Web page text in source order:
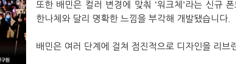
또한 배민은 컬러 변경에 맞춰 '워크체'라는 신규
한나체와 달리 명확한 느낌을 부각해 개발됐습니다.
배민은 여러 단계에 걸쳐 점진적으로 디자인을 리브